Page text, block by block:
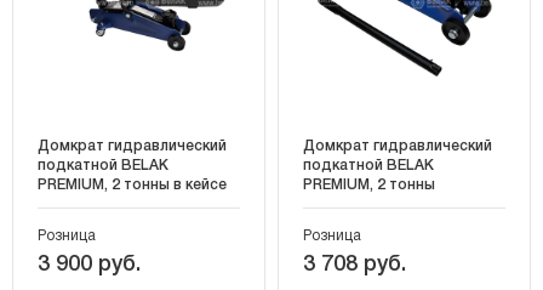
Домкрат гидравлический
подкатной BELAK
PREMIUM, 2 тонны в кейсе
Розница
3 900 руб.
Домкрат гидравлический
подкатной BELAK
PREMIUM, 2 тонны
Розница
3 708 руб.